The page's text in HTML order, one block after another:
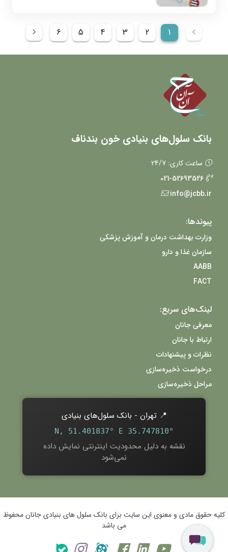
1
2
3
4
5
6
بانک سلول‌های بنیادی خون بندناف
ساعت کاری: 24/7
021-52693526
info@jcbb.ir
پیوندها:
وزارت بهداشت درمان و آموزش پزشکی
سازمان غذا و دارو
AABB
FACT
لینک‌های سریع:
معرفی جانان
ارتباط با جانان
نظرات و پیشنهادات
درخواست ذخیره‌سازی
مراحل ذخیره‌سازی
📍 تهران - بانک سلول‌های بنیادی
35.747810° N, 51.401837° E
نقشه به دلیل محدودیت اینترنتی نمایش داده
نمی‌شود
کلیه حقوق مادی و معنوی این سایت برای بانک سلول های بنیادی جانان محفوظ
می باشد